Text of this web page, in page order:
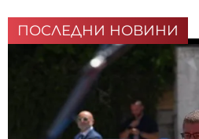
ПОСЛЕДНИ НОВИНИ